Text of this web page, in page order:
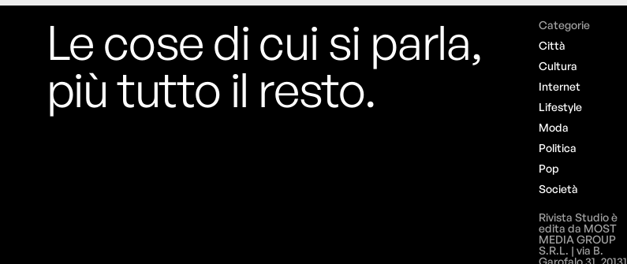
per completare il suo nuovo mixtapeLo
ha fatto insieme al collettivo LATIN
MAFIA, registrato tutto a Città del
Messico e intitolato (didascalicamente
ma efficacemente) 9 months & 50 hours.
Le cose di cui si parla,
più tutto il resto.
Categorie
Città
Cultura
Internet
Lifestyle
Moda
Politica
Pop
Società
Rivista Studio è
edita da MOST
MEDIA GROUP
S.R.L. | via B.